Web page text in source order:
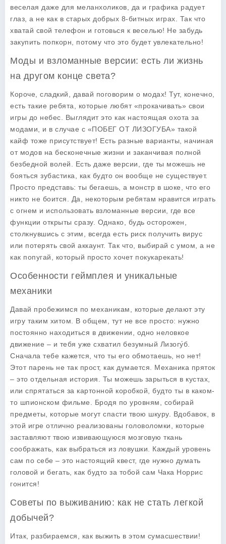
веселая даже для меланхоликов, да и графика радует
глаз, а не как в старых добрых 8-битных играх. Так что
хватай свой телефон и готовься к веселью! Не забудь
закупить попкорн, потому что это будет увлекательно!
Моды и взломанные версии: есть ли жизнь
на другом конце света?
Короче, сладкий, давай поговорим о модах! Тут, конечно,
есть такие ребята, которые любят «прокачивать» свои
игры до небес. Выглядит это как настоящая охота за
модами, и в случае с «ПОБЕГ ОТ ЛИЗОГУБА» такой
кайф тоже присутствует! Есть разные варианты, начиная
от модов на бесконечные жизни и заканчивая полной
безбедной волей. Есть даже версии, где ты можешь не
бояться зубастика, как будто он вообще не существует.
Просто представь: ты бегаешь, а монстр в шоке, что его
никто не боится. Да, некоторым ребятам нравится играть
с огнем и использовать взломанные версии, где все
функции открыты сразу. Однако, будь осторожен,
столкнувшись с этим, всегда есть риск получить вирус
или потерять свой аккаунт. Так что, выбирай с умом, а не
как попугай, который просто хочет покукарекать!
Особенности геймплея и уникальные
механики
Давай пробежимся по механикам, которые делают эту
игру таким хитом. В общем, тут не все просто: нужно
постоянно находиться в движении, одно неловкое
движение – и тебя уже схватил безумный Лизогу́б.
Сначала тебе кажется, что ты его обмотаешь, но нет!
Этот парень не так прост, как думается. Механика пряток
– это отдельная история. Ты можешь зарыться в кустах,
или спрятаться за картонной коробкой, будто ты в каком-
то шпионском фильме. Бродя по уровням, собирай
предметы, которые могут спасти твою шкуру. Вдобавок, в
этой игре отлично реализованы головоломки, которые
заставляют твою извивающуюся мозговую ткань
соображать, как выбраться из ловушки. Каждый уровень
сам по себе – это настоящий квест, где нужно думать
головой и бегать, как будто за тобой сам Чака Норрис
гонится!
Советы по выживанию: как не стать легкой
добычей?
Итак, разбираемся, как выжить в этом сумасшествии!